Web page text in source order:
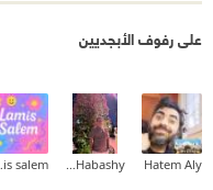
على رفوف الأبجديين
Hatem Aly
Mohamed Habashy